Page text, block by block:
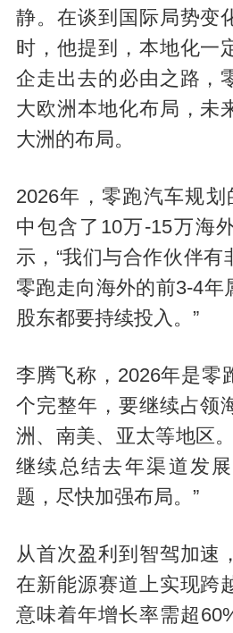
静。在谈到国际局势变
时，他提到，本地化一
企走出去的必由之路，
大欧洲本地化布局，未
大洲的布局。
2026年，零跑汽车规
中包含了10万-15万海
示，“我们与合作伙伴有
零跑走向海外的前3-4年
股东都要持续投入。”
李腾飞称，2026年是零
个完整年，要继续占领
洲、南美、亚太等地区
继续总结去年渠道发
题，尽快加强布局。”
从首次盈利到智驾加速
在新能源赛道上实现跨
意味着年增长率需超